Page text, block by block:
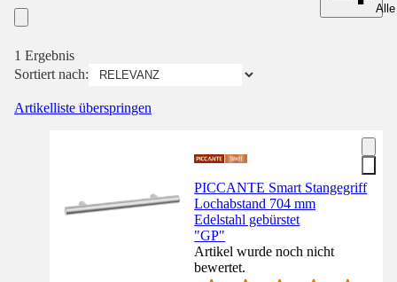
1 Ergebnis
Sortiert nach:
Artikelliste überspringen
PICCANTE Smart Stangegriff
Lochabstand 704 mm
Edelstahl gebürstet
"GP"
Artikel wurde noch nicht
bewertet.